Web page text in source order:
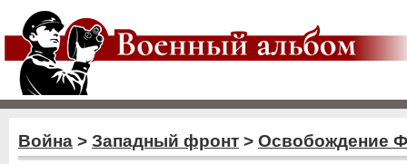
Война > Западный фронт > Освобождение